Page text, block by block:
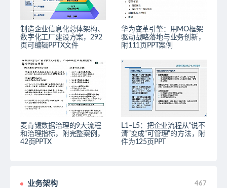
制造企业信息化总体架构、
数字化工厂建设方案，292
页可编辑PPTX文件
华为变革引擎：用MO框架
驱动战略落地与业务创新，
附111页PPT案例
麦肯锡数据治理的9大流程
和治理指标，附完整案例，
42页PPTX
L1–L5：把企业流程从“说不
清”变成“可管理”的方法，附
件为125页PPT
业务架构 467